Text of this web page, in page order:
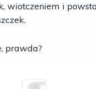
wiotczeniem i
prawda?